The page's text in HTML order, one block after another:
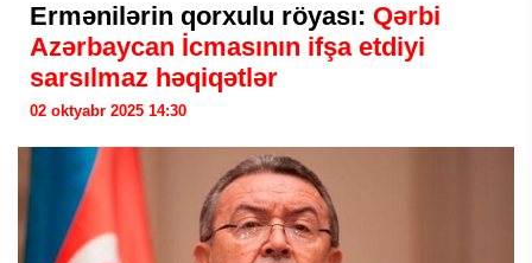
Ermənilərin qorxulu röyası: Qərbi
Azərbaycan İcmasının ifşa etdiyi
sarsılmaz həqiqətlər
02 oktyabr 2025 14:30